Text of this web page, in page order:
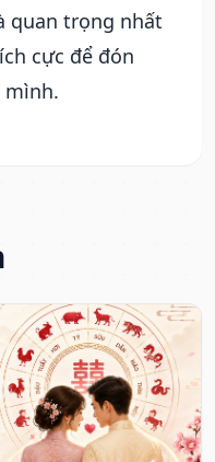
quan trọng nhất
cực để đón
mình.